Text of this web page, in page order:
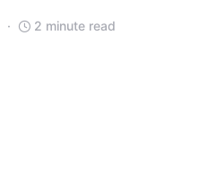
2 minute read